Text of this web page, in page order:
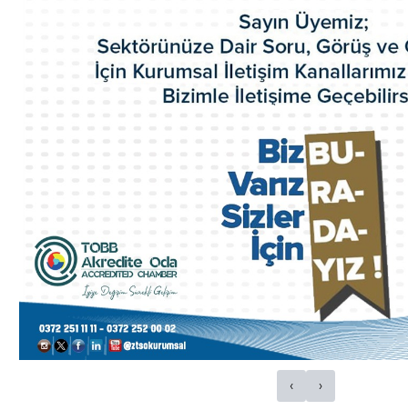
‹ ›
Üyelik ve İştirakler
Eski Yönetim Kurulu Başkanlarımız
ZTSO Etik Kuralları
Faaliyet Raporları
ZTSO Dış Ticaret Destek Ofisi
ZTSO İş Planı
HİZMETLERİMİZ
Ticaret Sicil İşlemleri
Kapasite Raporları
Sigortacılık Levha Kaydı
Faaliyet Belgesi
Mersis
Yerli Malı Belgesi